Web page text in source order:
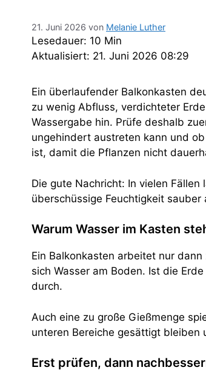
21. Juni 2026 von Melanie Luther
Lesedauer: 10 Min
Aktualisiert: 21. Juni 2026 08:29
Ein überlaufender Balkonkasten
zu wenig Abfluss, verdichteter
Wassergabe hin. Prüfe deshalb
ungehindert austreten kann und
ist, damit die Pflanzen nicht
Die gute Nachricht: In vielen
überschüssige Feuchtigkeit
Warum Wasser im Kasten
Ein Balkonkasten arbeitet nur
sich Wasser am Boden. Ist die
durch.
Auch eine zu große Gießmenge
unteren Bereiche gesättigt bleiben
Erst prüfen, dann